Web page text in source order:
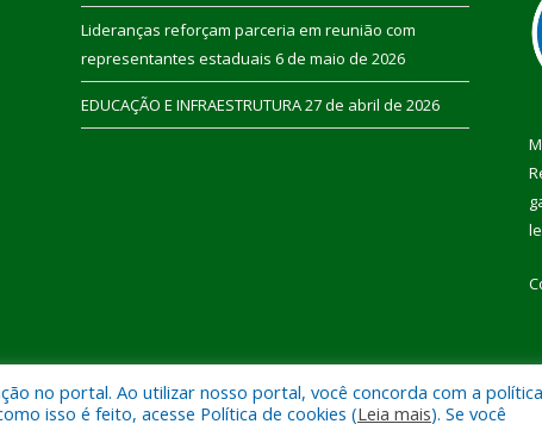
Lideranças reforçam parceria em reunião com
representantes estaduais 6 de maio de 2026
EDUCAÇÃO E INFRAESTRUTURA27 de abril de 2026
Pau D’Arco. Mapa do Site
no portal. Ao utilizar nosso portal, você concorda com a
isso é feito, acesse Política de cookies (Leia mais). Se você